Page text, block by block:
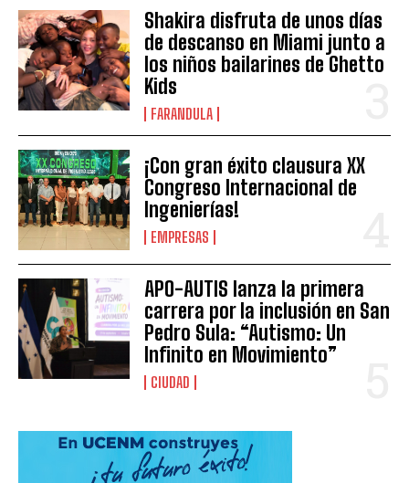
Shakira disfruta de unos días
de descanso en Miami junto a
los niños bailarines de Ghetto
Kids
FARANDULA
¡Con gran éxito clausura XX
Congreso Internacional de
Ingenierías!
EMPRESAS
APO-AUTIS lanza la primera
carrera por la inclusión en San
Pedro Sula: “Autismo: Un
Infinito en Movimiento”
CIUDAD